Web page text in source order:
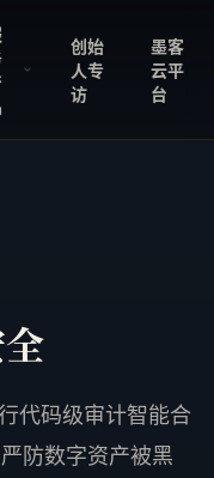
创始
人专
访
墨客
云平
台
代码级审计智能合
防数字资产被黑